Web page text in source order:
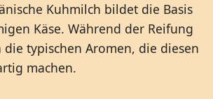
Kuhmilch bildet die Basis
Käse. Während der Reifung
die typischen Aromen, die diesen
machen.